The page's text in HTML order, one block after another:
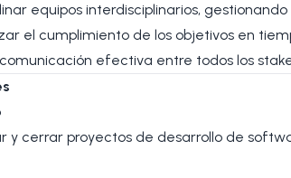
equipos interdisciplinarios,
el cumplimiento de los objetivos en
efectiva entre todos los
y cerrar proyectos de desarrollo de